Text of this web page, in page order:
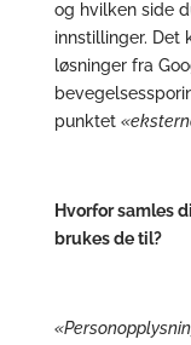
og hvilken side
innstillinger. Det
løsninger fra
punktet
Hvorfor samles
brukes de til?